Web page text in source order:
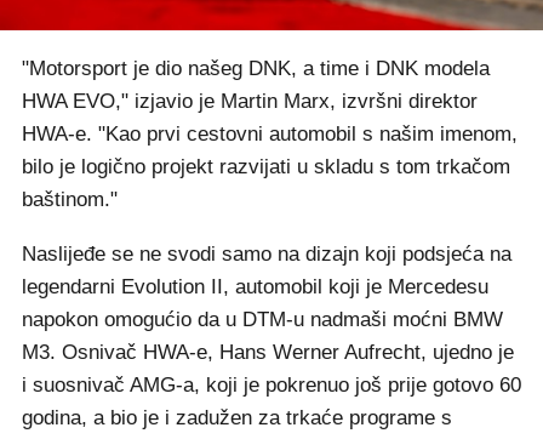
"Motorsport je dio našeg DNK, a time i DNK modela
HWA EVO," izjavio je Martin Marx, izvršni direktor
HWA-e. "Kao prvi cestovni automobil s našim imenom,
bilo je logično projekt razvijati u skladu s tom trkačom
baštinom."
Naslijeđe se ne svodi samo na dizajn koji podsjeća na
legendarni Evolution II, automobil koji je Mercedesu
napokon omogućio da u DTM-u nadmaši moćni BMW
M3. Osnivač HWA-e, Hans Werner Aufrecht, ujedno je
i suosnivač AMG-a, koji je pokrenuo još prije gotovo 60
godina, a bio je i zadužen za trkaće programe s